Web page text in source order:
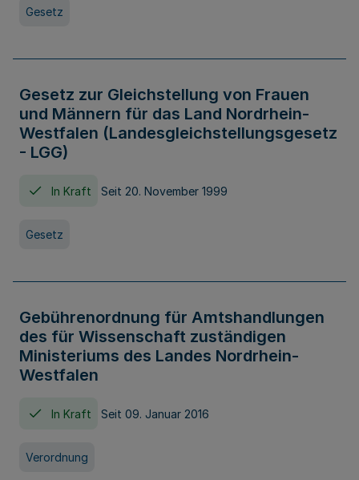
Gesetz
Gesetz zur Gleichstellung von Frauen
und Männern für das Land Nordrhein-
Westfalen (Landesgleichstellungsgesetz
- LGG)
In Kraft Seit 20. November 1999
Gesetz
Gebührenordnung für Amtshandlungen
des für Wissenschaft zuständigen
Ministeriums des Landes Nordrhein-
Westfalen
In Kraft Seit 09. Januar 2016
Verordnung